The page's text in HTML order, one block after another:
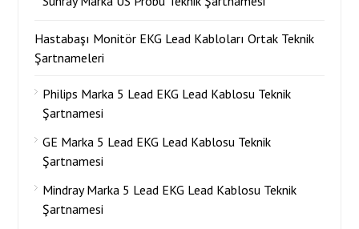
Hastabaşı Monitör EKG Lead Kabloları Ortak Teknik
Şartnameleri
Philips Marka 5 Lead EKG Lead Kablosu Teknik
Şartnamesi
GE Marka 5 Lead EKG Lead Kablosu Teknik
Şartnamesi
Mindray Marka 5 Lead EKG Lead Kablosu Teknik
Şartnamesi